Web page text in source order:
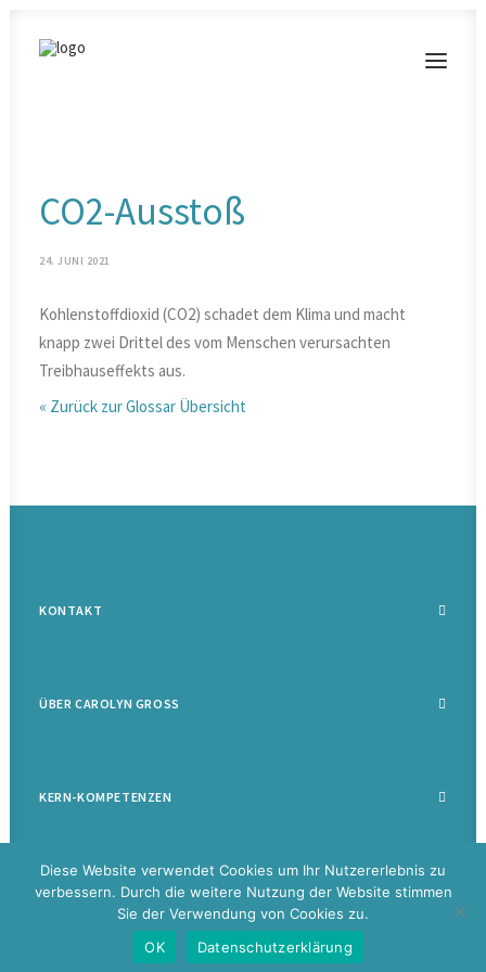
VORTRÄGE
CO2-Ausstoß
24. JUNI 2021
Kohlenstoffdioxid (CO2) schadet dem Klima und macht
knapp zwei Drittel des vom Menschen verursachten
Treibhauseffekts aus.
« Zurück zur Glossar Übersicht
KONTAKT
ÜBER CAROLYN GROSS
KERN-KOMPETENZEN
2026 Carolyn Groß |Datenschutz|Impressum|Disclaimer
Diese Website verwendet Cookies um Ihr Nutzererlebnis zu
verbessern. Durch die weitere Nutzung der Website stimmen
Sie der Verwendung von Cookies zu.
OK
Datenschutzerklärung